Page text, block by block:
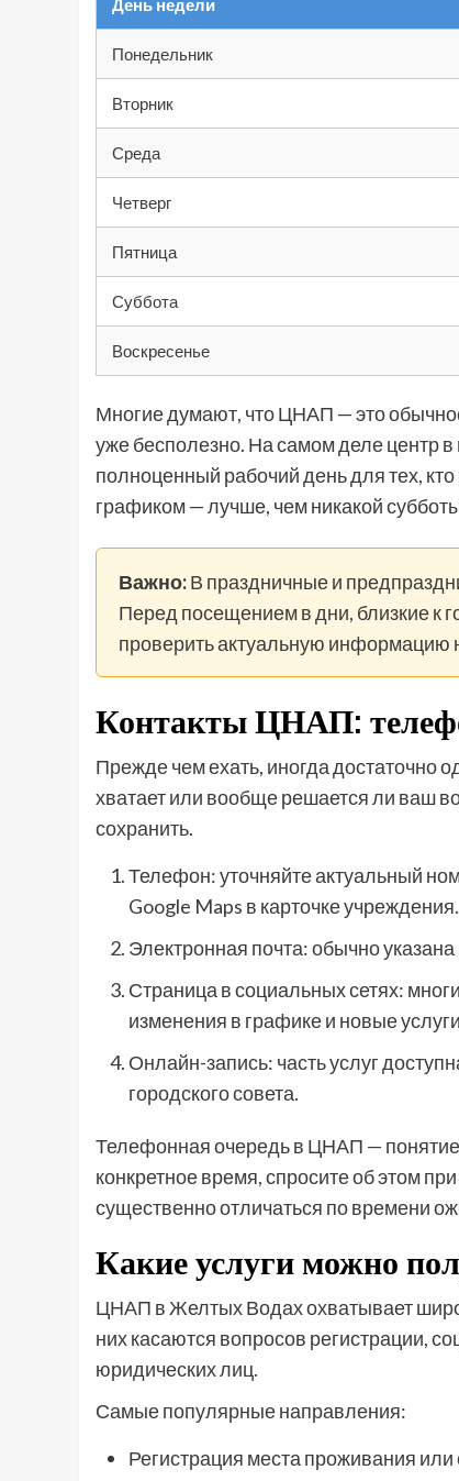
День недели
Понедельник
Вторник
Среда
Четверг
Пятница
Суббота
Воскресенье
Многие думают, что ЦНАП — это
уже бесполезно. На самом деле центр
полноценный рабочий день для тех,
графиком — лучше, чем никакой
Важно:В праздничные и
Перед посещением в дни, близкие к
проверить актуальную информацию
Контакты ЦНАП:
Прежде чем ехать, иногда достаточно
хватает или вообще решается ли ваш
сохранить.
Телефон: уточняйте актуальный
Google Maps в карточке учреждения.
Электронная почта: обычно
Страница в социальных сетях:
изменения в графике и новые
Онлайн-запись: часть услуг
городского совета.
Телефонная очередь в ЦНАП — понятие,
конкретное время, спросите об этом
существенно отличаться по времени
Какие услуги можно
ЦНАП в Желтых Водах охватывает
них касаются вопросов регистрации,
юридических лиц.
Самые популярные направления:
Регистрация места проживания или